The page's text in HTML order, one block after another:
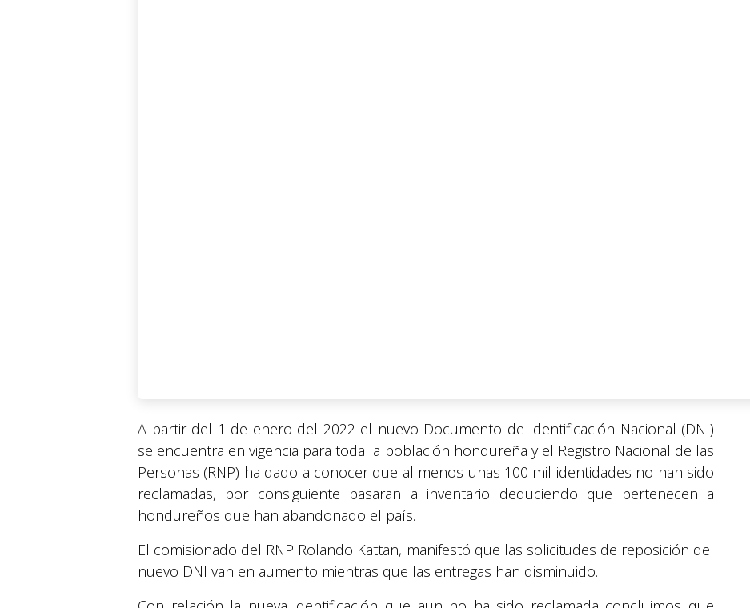
A partir del 1 de enero del 2022 el nuevo Documento de Identificación Nacional (DNI)
se encuentra en vigencia para toda la población hondureña y el Registro Nacional de las
Personas (RNP) ha dado a conocer que al menos unas 100 mil identidades no han sido
reclamadas, por consiguiente pasaran a inventario deduciendo que pertenecen a
hondureños que han abandonado el país.
El comisionado del RNP Rolando Kattan, manifestó que las solicitudes de reposición del
nuevo DNI van en aumento mientras que las entregas han disminuido.